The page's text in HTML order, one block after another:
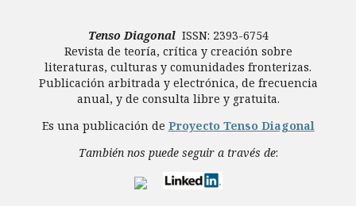
Tenso Diagonal ISSN: 2393-6754
Revista de teoría, crítica y creación sobre
literaturas, culturas y comunidades fronterizas.
Publicación arbitrada y electrónica, de frecuencia
anual, y de consulta libre y gratuita.
Es una publicación de Proyecto Tenso Diagonal
También nos puede seguir a través de: